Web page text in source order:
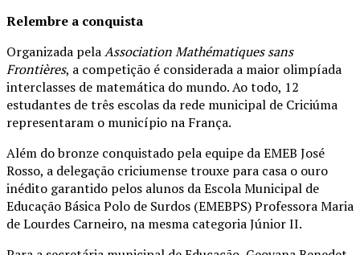
Relembre a conquista
Organizada pelaAssociation Mathématiques sans
Frontières, a competição é considerada a maior olimpíada
interclasses de matemática do mundo. Ao todo, 12
estudantes de três escolas da rede municipal de Criciúma
representaram o município na França.
Além do bronze conquistado pela equipe da EMEB José
Rosso, a delegação criciumense trouxe para casa o ouro
inédito garantido pelos alunos da Escola Municipal de
Educação Básica Polo de Surdos (EMEBPS) Professora Maria
de Lourdes Carneiro, na mesma categoria Júnior II.